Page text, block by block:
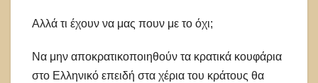
Αλλά τι έχουν να μας πουν με το όχι;
Να μην αποκρατικοποιηθούν τα κρατικά κουφάρια
στο Ελληνικό επειδή στα χέρια του κράτους θα